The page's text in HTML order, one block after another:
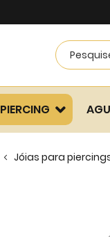
PIERCING
Jóias para